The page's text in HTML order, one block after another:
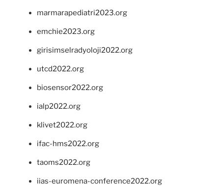
marmarapediatri2023.org
emchie2023.org
girisimselradyoloji2022.org
utcd2022.org
biosensor2022.org
ialp2022.org
klivet2022.org
ifac-hms2022.org
taoms2022.org
iias-euromena-conference2022.org